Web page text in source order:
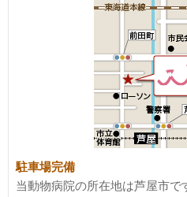
駐車場完備
当動物病院の所在地は芦屋市